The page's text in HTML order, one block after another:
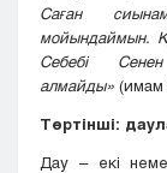
Саған
мойындаймын. К
Себебі
алмайды» (имам
Төртінші:
Дау – екі